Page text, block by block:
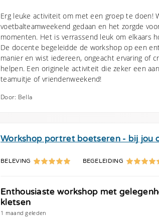
Erg leuke activiteit om met een groep te doen!
voetbalteamweekend gedaan en het zorgde
momenten. Het is verrassend leuk om elkaars
De docente begeleidde de workshop op een
manier en wist iedereen, ongeacht ervaring of
helpen. Een originele activiteit die zeker een
teamuitje of vriendenweekend!
Door: Bella
Workshop portret boetseren - bij jou
BELEVING BEGELEIDING
Enthousiaste workshop met
kletsen
1 maand geleden